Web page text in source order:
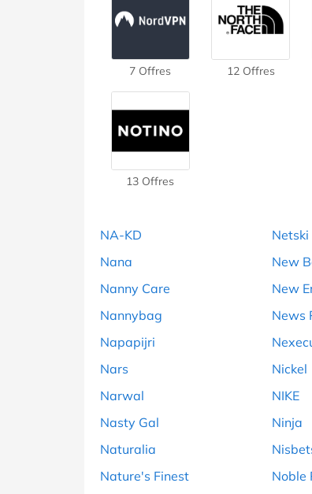
7 Offres 12 Offres
13 Offres
NA-KD
Nana
Nanny Care
Nannybag
Napapijri
Nars
Narwal
Nasty Gal
Naturalia
Nature's Finest
Netski
New
New
News
Nickel
NIKE
Ninja
Noble